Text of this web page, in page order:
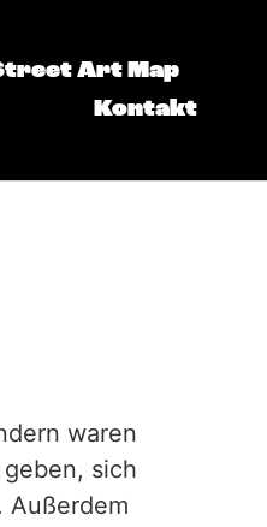
Art Map
Kontakt
waren
sich
Außerdem